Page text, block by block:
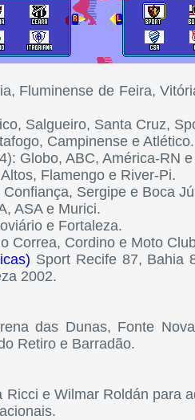
Fluminense de Feira,
Salgueiro, Santa Cruz,
Campinense e
Globo, ABC, América-RN
Flamengo e River-Pi.
Confiança, Sergipe e Boca
ASA e Murici.
e Fortaleza.
Correa, Cordino e Moto
Sport Recife 87, Bahia
2002.
das Dunas, Fonte
Retiro e Barradão.
Ricci e Wilmar Roldán para